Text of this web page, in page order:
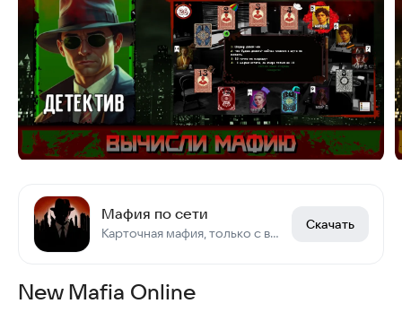
Мафия по сети
Карточная мафия, только с выбором роли и онлайн
Скачать
New Mafia Online